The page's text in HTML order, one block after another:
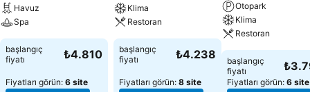
Havuz
Spa
başlangıç
fiyatı
₺4.810
Fiyatları görün: 6 site
Klima
Restoran
başlangıç
fiyatı
₺4.238
Fiyatları görün: 8 site
Otopark
Klima
Restoran
başlangıç
fiyatı
Fiyatları görün: 6 site